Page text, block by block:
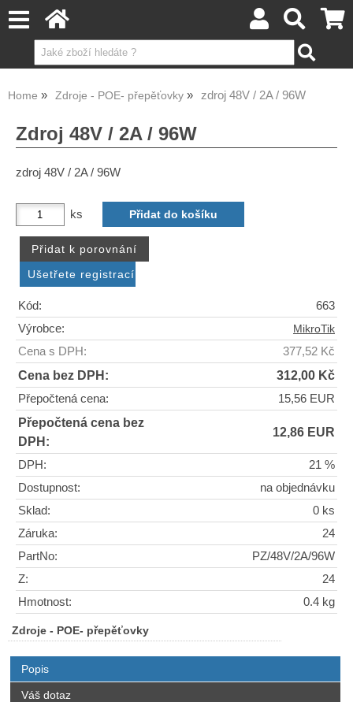
Home Zdroje - POE- přepěťovky zdroj 48V / 2A / 96W
Zdroj 48V / 2A / 96W
zdroj 48V / 2A / 96W
ks
Kód:
663
Výrobce:
MikroTik
Cena s DPH: 377,52 Kč
Cena bez DPH: 312,00 Kč
Přepočtená cena: 15,56 EUR
Přepočtená cena bez
DPH:
12,86 EUR
DPH:
21 %
Dostupnost:
na objednávku
Sklad:
0 ks
Záruka:
24
PartNo:
PZ/48V/2A/96W
Z:
24
Hmotnost:
0.4 kg
Zdroje - POE- přepěťovky
Popis
Váš dotaz